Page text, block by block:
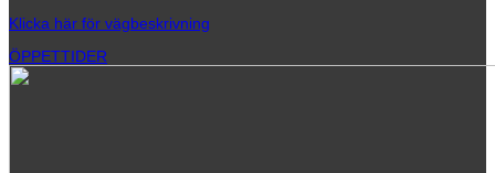
Klicka här för vägbeskrivning
ÖPPETTIDER